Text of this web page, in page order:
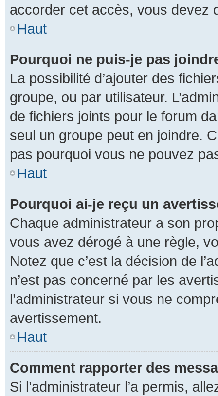
accorder cet accès, vous devez
Haut
Pourquoi ne puis-je pas
La possibilité d’ajouter des
groupe, ou par utilisateur.
de fichiers joints pour le forum
seul un groupe peut en joindre.
pas pourquoi vous ne pouvez
Haut
Pourquoi ai-je reçu un
Chaque administrateur a son
vous avez dérogé à une règle,
Notez que c’est la décision de
n’est pas concerné par les
l’administrateur si vous ne
avertissement.
Haut
Comment rapporter des
Si l’administrateur l’a permis,